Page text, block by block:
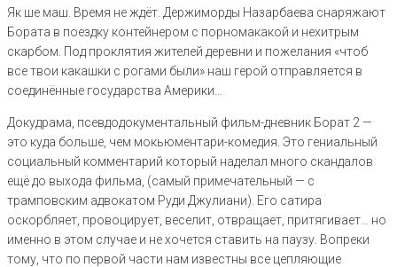
Як ше маш. Время не ждёт. Держиморды Назарбаева снаряжают
Бората в поездку контейнером с порномакакой и нехитрым
скарбом. Под проклятия жителей деревни и пожелания «чтоб
все твои какашки с рогами были» наш герой отправляется в
соединённые государства Америки…
Докудрама, псевдодокументальный фильм-дневник Борат 2 —
это куда больше, чем мокьюментари-комедия. Это гениальный
социальный комментарий который наделал много скандалов
ещё до выхода фильма, (самый примечательный — с
трамповским адвокатом Руди Джулиани). Его сатира
оскорбляет, провоцирует, веселит, отвращает, притягивает… но
именно в этом случае и не хочется ставить на паузу. Вопреки
тому, что по первой части нам известны все цепляющие